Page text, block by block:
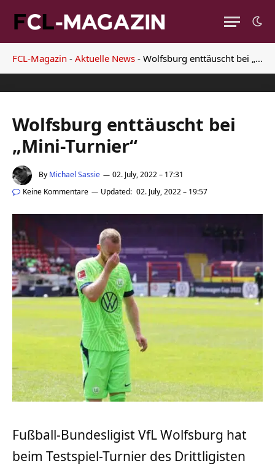
FCL-Magazin - Aktuelle News - Wolfsburg enttäuscht bei „Mini-Turnier“
Wolfsburg enttäuscht bei
„Mini-Turnier“
By Michael Sassie
02. July, 2022 – 17:31
Keine Kommentare
Updated: 02. July, 2022 – 19:57
Fußball-Bundesligist VfL Wolfsburg hat
beim Testspiel-Turnier des Drittligisten